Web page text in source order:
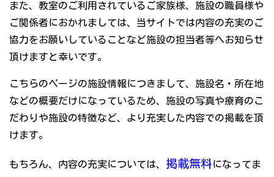
また、教室のご利用されているご家族様、施設の職員様や
ご関係者におかれましては、当サイトでは内容の充実のご
協力をお願いしていることなど施設の担当者等へお知らせ
頂けますと幸いです。
こちらのページの施設情報につきまして、施設名・所在地
などの概要だけになっているため、施設の写真や療育のこ
だわりや施設の特徴など、より充実した内容での掲載を頂
けます。
もちろん、内容の充実については、 掲載無料になってま